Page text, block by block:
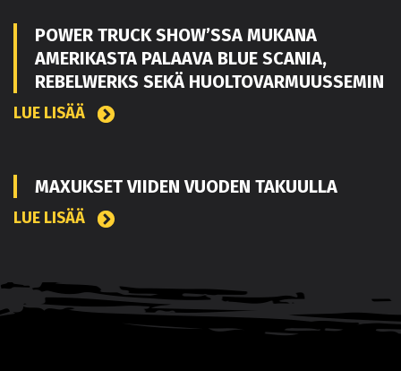
POWER TRUCK SHOW’SSA MUKANA
AMERIKASTA PALAAVA BLUE SCANIA,
REBELWERKS SEKÄ HUOLTOVARMUUSSEMIN
LUE LISÄÄ
MAXUKSET VIIDEN VUODEN TAKUULLA
LUE LISÄÄ